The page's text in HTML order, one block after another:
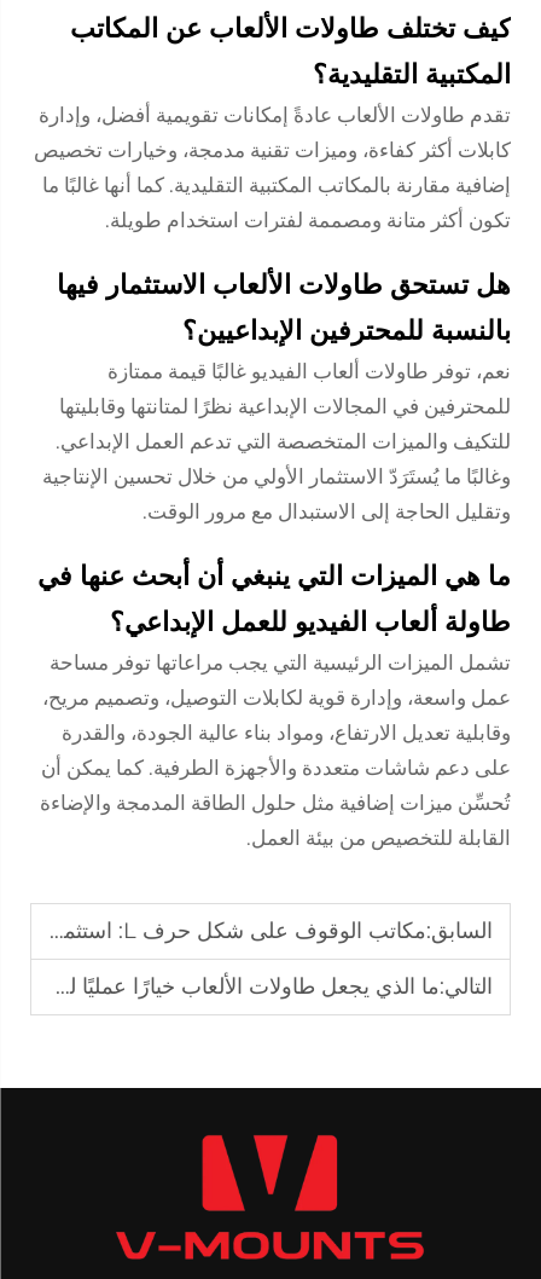
كيف تختلف طاولات الألعاب عن المكاتب
المكتبية التقليدية؟
تقدم طاولات الألعاب عادةً إمكانات تقويمية أفضل، وإدارة
كابلات أكثر كفاءة، وميزات تقنية مدمجة، وخيارات تخصيص
إضافية مقارنة بالمكاتب المكتبية التقليدية. كما أنها غالبًا ما
تكون أكثر متانة ومصممة لفترات استخدام طويلة.
هل تستحق طاولات الألعاب الاستثمار فيها
بالنسبة للمحترفين الإبداعيين؟
نعم، توفر طاولات ألعاب الفيديو غالبًا قيمة ممتازة
للمحترفين في المجالات الإبداعية نظرًا لمتانتها وقابليتها
للتكيف والميزات المتخصصة التي تدعم العمل الإبداعي.
وغالبًا ما يُستَرَدّ الاستثمار الأولي من خلال تحسين الإنتاجية
وتقليل الحاجة إلى الاستبدال مع مرور الوقت.
ما هي الميزات التي ينبغي أن أبحث عنها في
طاولة ألعاب الفيديو للعمل الإبداعي؟
تشمل الميزات الرئيسية التي يجب مراعاتها توفر مساحة
عمل واسعة، وإدارة قوية لكابلات التوصيل، وتصميم مريح،
وقابلية تعديل الارتفاع، ومواد بناء عالية الجودة، والقدرة
على دعم شاشات متعددة والأجهزة الطرفية. كما يمكن أن
تُحسِّن ميزات إضافية مثل حلول الطاقة المدمجة والإضاءة
القابلة للتخصيص من بيئة العمل.
السابق:مكاتب الوقوف على شكل حرف L: استثمار أكثر ذكاءً للمكاتب المتنامية
التالي:ما الذي يجعل طاولات الألعاب خيارًا عمليًا لمساحات العمل التقنية؟